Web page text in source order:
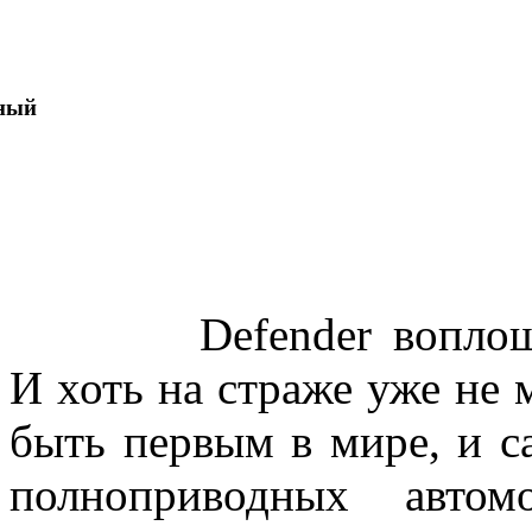
Defender
И хоть на страже уже не
быть первым в мире, и
полноприводных